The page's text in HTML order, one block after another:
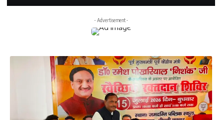
- Advertisement -